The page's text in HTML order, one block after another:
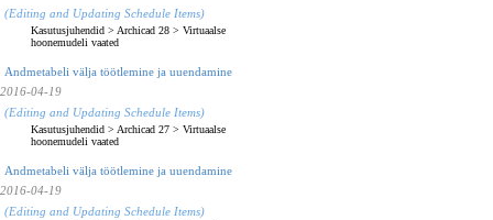
(Editing and Updating Schedule Items)
Kasutusjuhendid > Archicad 28 > Virtuaalse
hoonemudeli vaated
Andmetabeli välja töötlemine ja uuendamine
2016-04-19
(Editing and Updating Schedule Items)
Kasutusjuhendid > Archicad 27 > Virtuaalse
hoonemudeli vaated
Andmetabeli välja töötlemine ja uuendamine
2016-04-19
(Editing and Updating Schedule Items)